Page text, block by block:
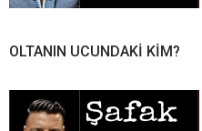
OLTANIN UCUNDAKİ KİM?